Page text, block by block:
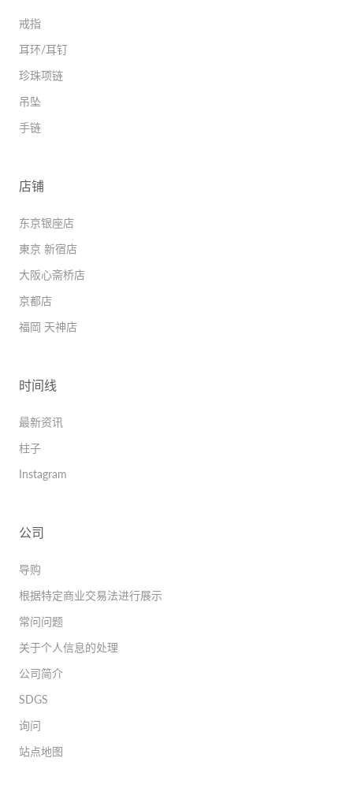
戒指
耳环/耳钉
珍珠项链
吊坠
手链
店铺
东京银座店
東京 新宿店
大阪心斋桥店
京都店
福岡 天神店
时间线
最新资讯
柱子
Instagram
公司
导购
根据特定商业交易法进行展示
常问问题
关于个人信息的处理
公司简介
SDGS
询问
站点地图